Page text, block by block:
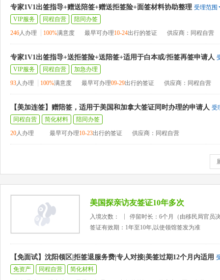
专家1V1出签指导+赠送陪签+赠送拒签险+面签材料协助整理 受理范围
VIP服务
同程自营
陪同办签
246人办理 100%满意度 最早可办理10-24出行的签证 供应商：同程自营
专家1V1出签指导+送拒签险+送陪签+适用于白本或/拒签再签申请人
VIP服务
同程自营
加急办理
93人办理 100%满意度 最早可办理09-29出行的签证 供应商：同程自营
【美加连签】赠陪签，适用于美国和加拿大签证同时办理的申请人 受
同程自营
简化材料
陪同办签
20人办理 最早可办理10-23出行的签证 供应商：同程自营
美国探亲访友签证10年多次
入境次数：
停留时长：6个月（由移民局官员
签证有效期：1年至10年,以使领馆签发为准
【免面试】沈阳领区|拒签退服务费|专人对接|美签过期12个月内适用
免资产
同程自营
简化材料